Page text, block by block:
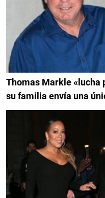
Thomas Markle «lucha
su familia envía una